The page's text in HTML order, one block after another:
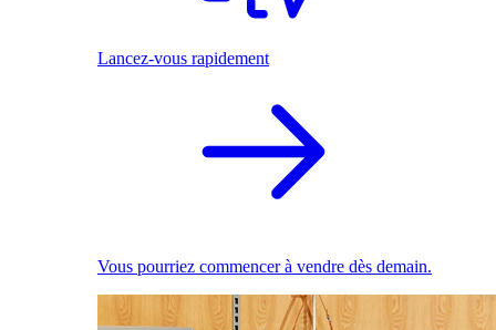
Lancez-vous rapidement
Vous pourriez commencer à vendre dès demain.